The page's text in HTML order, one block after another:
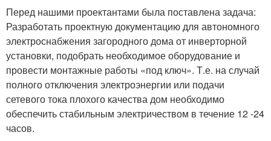
Перед нашими проектантами была поставлена задача:
Разработать проектную документацию для автономного
электроснабжения загородного дома от инверторной
установки, подобрать необходимое оборудование и
провести монтажные работы «под ключ». Т.е. на случай
полного отключения электроэнергии или подачи
сетевого тока плохого качества дом необходимо
обеспечить стабильным электричеством в течение 12 -24
часов.